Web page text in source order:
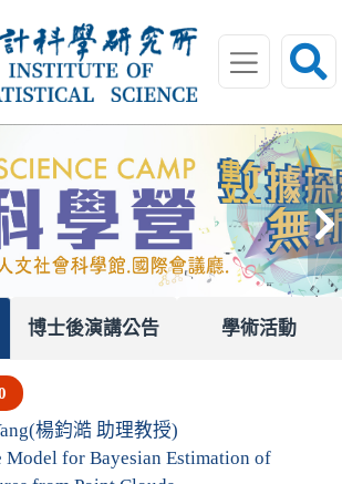
博士後演講公告 學術活動
楊鈞澔 助理教授)
for Bayesian Estimation of